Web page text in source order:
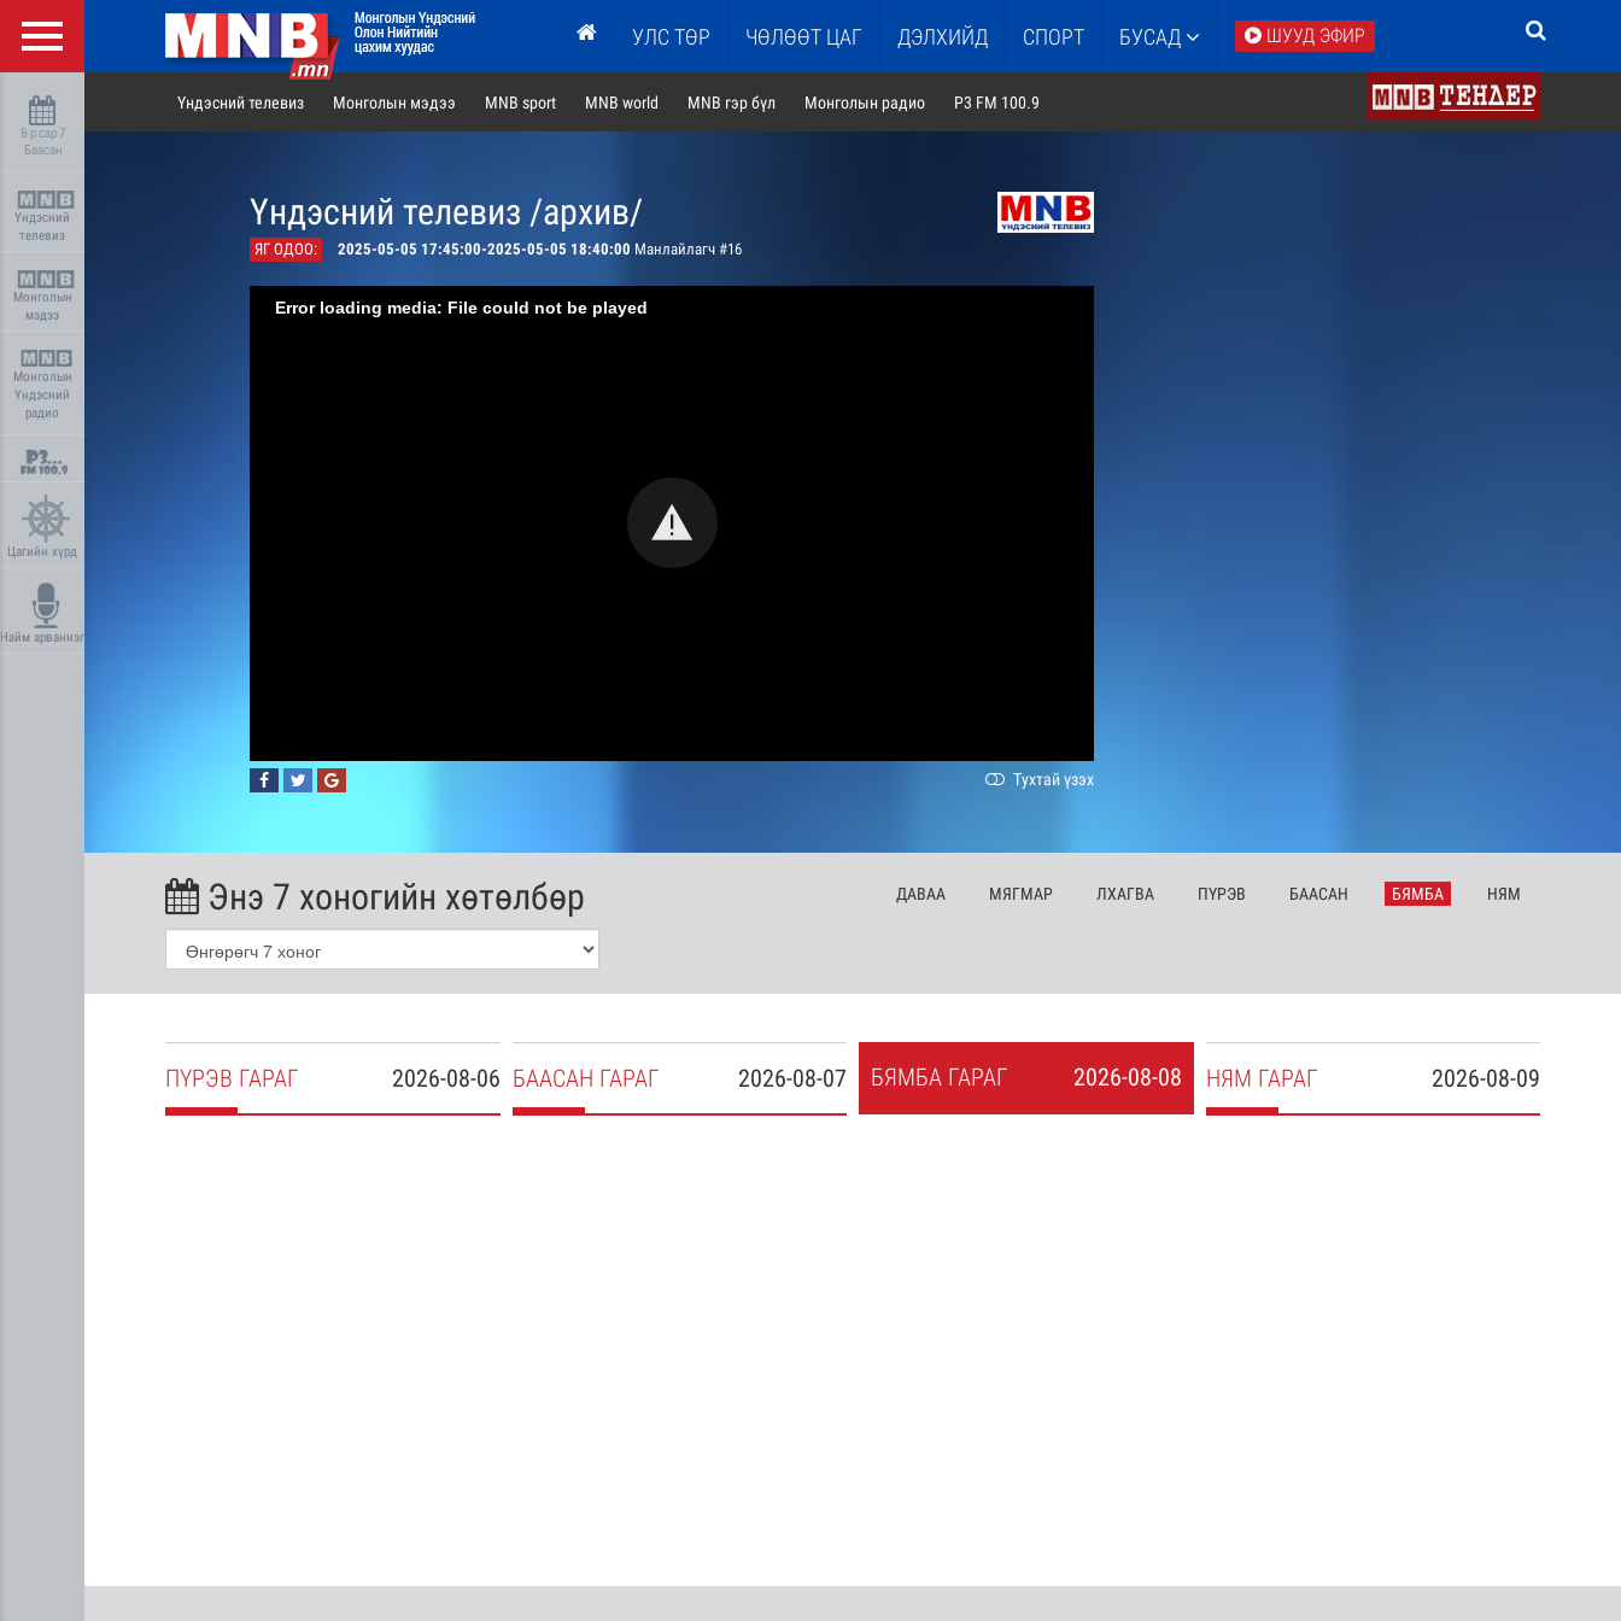
УЛС ТӨР ЧӨЛӨӨТ ЦАГ ДЭЛХИЙД СПОРТ БУСАД ШУУД ЭФИР
8-р сар 7
Баасан
Үндэсний
телевиз
Монголын
мэдээ
Монголын
Үндэсний
радио
Цагийн хүрд
Найм арваннэг
Үндэсний телевиз Монголын мэдээ MNB sport MNB world MNB гэр бүл Монголын радио P3 FM 100.9
Үндэсний телевиз /архив/
ЯГ ОДОО: 2025-05-05 17:45:00-2025-05-05 18:40:00 Манлайлагч #16
Error loading media: File could not be played
Тухтай үзэх
Энэ 7 хоногийн хөтөлбөр ДАВАА МЯГМАР ЛХАГВА ПҮРЭВ БААСАН БЯМБА НЯМ
2026-08-06
ПҮРЭВ ГАРАГ 2026-08-07
БААСАН ГАРАГ 2026-08-08
БЯМБА ГАРАГ 2026-08-09
НЯМ ГАРАГ